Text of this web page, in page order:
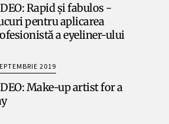
Rapid și fabulos -
pentru aplicarea
a eyeliner-ului
2019
Make-up artist for a